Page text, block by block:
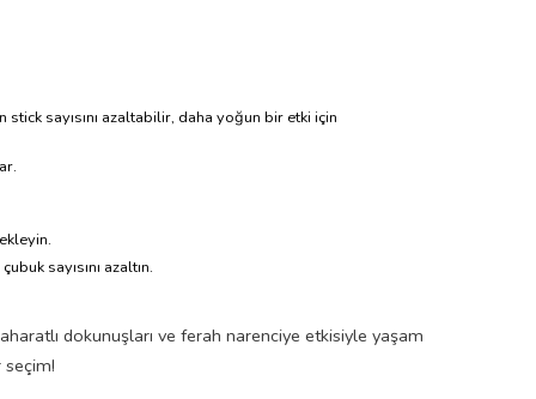
stick sayısını azaltabilir, daha yoğun bir etki için
sayısını azaltın.
dokunuşları ve ferah narenciye etkisiyle yaşam